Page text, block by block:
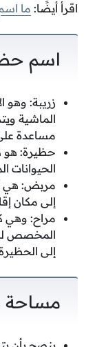
اقرأ أيضًا: ما
اسم
زريبة: وهو
الماشية
مساعدة
حظيرة: هو
الحيوانات
مربض: هي
إلى مكان
مراح: وهي
المخصص
إلى
مساحة